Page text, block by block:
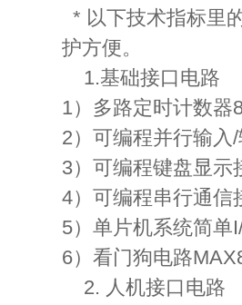
* 以下技术指标里
护方便。
1.基础接口电路
1）多路定时计数器
2）可编程并行输入
3）可编程键盘显示
4）可编程串行通信
5）单片机系统简单
6）看门狗电路
2. 人机接口电路